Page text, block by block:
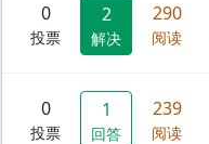
0
投票
2
解决
290
阅读
0
投票
1
回答
239
阅读